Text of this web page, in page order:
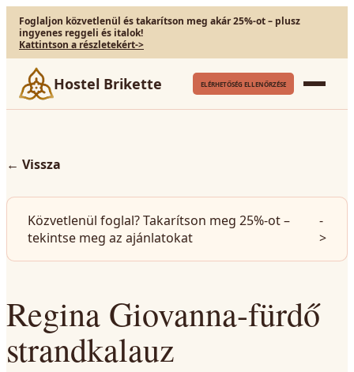
Foglaljon közvetlenül és takarítson meg akár 25%-ot – plusz
ingyenes reggeli és italok!
Kattintson a részletekért->
Hostel Brikette ELÉRHETŐSÉG ELLENŐRZÉSE
← Vissza
Közvetlenül foglal? Takarítson meg 25%-ot –
tekintse meg az ajánlatokat
-
>
Regina Giovanna-fürdő
strandkalauz